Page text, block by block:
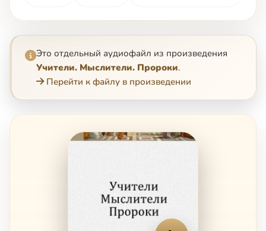
Это отдельный аудиофайл из произведения
Учители. Мыслители. Пророки.
Перейти к файлу в произведении